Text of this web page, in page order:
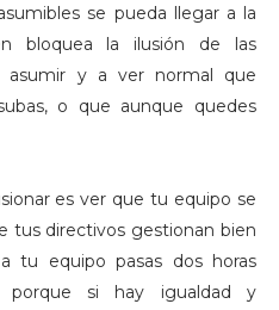
se pueda llegar a la
bloquea la ilusión de las
asumir y a ver normal que
o que aunque quedes
es ver que tu equipo se
tus directivos gestionan bien
tu equipo pasas dos horas
porque si hay igualdad y